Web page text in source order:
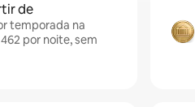
de
temporada na
por noite, sem